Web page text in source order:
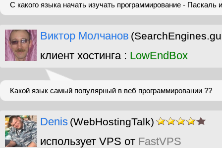
С какого языка начать изучать программирование -
Виктор Молчанов
клиент хостинга : LowEndBox
Какой язык самый популярный в веб программировании ??
Denis (WebHostingTalk)
использует VPS от FastVPS